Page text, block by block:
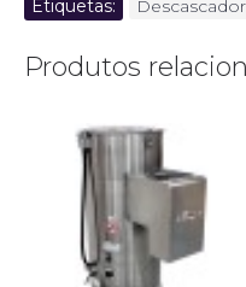
Etiquetas: Descascador
Produtos